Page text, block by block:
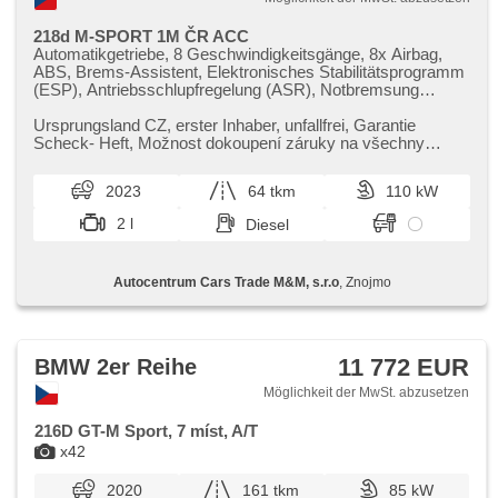
218d M-SPORT 1M ČR ACC
Automatikgetriebe, 8 Geschwindigkeitsgänge, 8x Airbag,
ABS, Brems-Assistent, Elektronisches Stabilitätsprogramm
(ESP), Antriebsschlupfregelung (ASR), Notbremsung
do kopce (HSA), ukazatel rychlostního limitu (SLIF), Uhr
Spur, Überwachung der Ermüdung des Fahrers,
Servolenkung, 2-Zonen Klimaanlage, Klimaautomatik,
Adaptive Geschwindigkeitsregelung, LED adaptivní
světlomety, LED denní svícení, automatické přepínání
dálkových světel, Alufelgen, erfüllt 'EURO VI',
ruční brzda, Navigation, hlídání provozu při couvání (RCTA),
parkovací senzory přední, parkovací senzory zadní,
Multifunktionslenkrad, Beifahrerairbagdeaktivierung, hands
free, Android Auto, Apple CarPlay, Bluetooth, El.
Seitenscheiben, El. Spiegel, starten per Taste,
Wegfahrsperre, Alarmanlage, Zentralverriegelung mit
Funkfernbedienung, Zentralverriegelung, isofix, ambientní
osvětlení interiéru, beheizte Sitze, höheneinstellbare Sitze,
Reifendrucksensor, Abnutzungssensor des Bremsbelages,
Vorderlichter LED, Heck LED Leuchte, autom. Aktivation der
Ursprungsland CZ,​ erster Inhaber,​ unfallfrei,​ Garantie
Scheck​- Heft,​ Možnost dokoupení záruky na všechny
2023 64 tkm
110 kW
2 l
Diesel
Autocentrum Cars Trade M&M, s.r.o, Znojmo
x42
BMW 2er Reihe 11 772 EUR
Möglichkeit der MwSt. abzusetzen
216D GT-M Sport, 7 míst, A/T
2020 161 tkm 85 kW